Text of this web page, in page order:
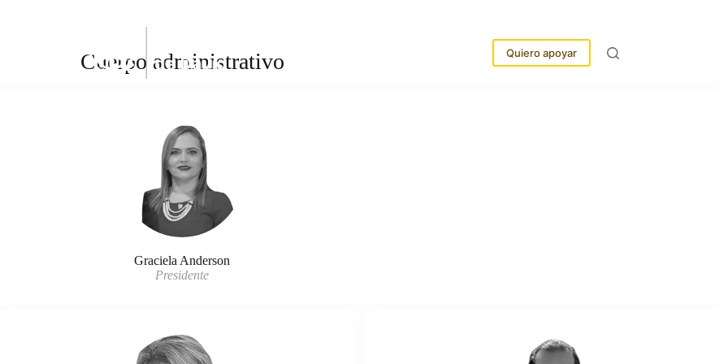
Quiero apoyar
Cuerpo administrativo
Graciela Anderson
Presidente